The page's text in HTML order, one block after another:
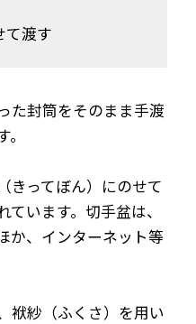
て渡す
た封筒をそのまま手渡
きってぼん）にのせて
います。切手盆は、
か、インターネット等
袱紗（ふくさ）を用い